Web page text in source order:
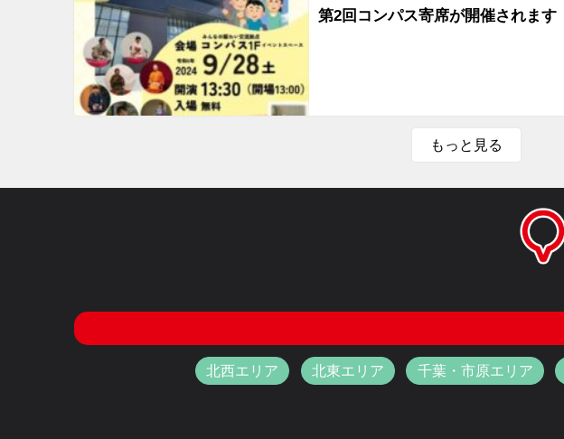
第2回コンパス寄席が開催されます
もっと見る
北西エリア 北東エリア 千葉・市原エリア